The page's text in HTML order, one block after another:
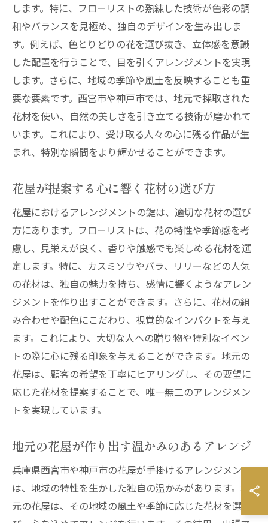
します。特に、フローリストの熟練した技術が色彩の調
和やバランスを見極め、独自のデザインを生み出しま
す。例えば、色とりどりの花を選び抜き、立体感を意識
した配置を行うことで、目を引くアレンジメントを実現
します。さらに、地域の季節や風土を反映することも重
要な要素です。西宮市や神戸市では、地元で採取された
花材を使い、自然の美しさを引き立てる技術が磨かれて
います。これにより、受け取る人々の心に残る作品が生
まれ、特別な瞬間をより輝かせることができます。
花屋が提案する心に響く花材の選び方
花屋におけるアレンジメントの鍵は、適切な花材の選び
方にあります。フローリストは、花の特性や季節感を考
慮し、見栄えが良く、香りや触感でも楽しめる花材を選
定します。特に、カスミソウやバラ、リリーなどの人気
の花材は、独自の魅力を持ち、感情に響くようなアレン
ジメントを作り出すことができます。さらに、花材の組
み合わせや配色にこだわり、視覚的なインパクトを与え
ます。これにより、大切な人への贈り物や特別なイベン
トの際に心に残る印象を与えることができます。地元の
花屋は、顧客の希望を丁寧にヒアリングし、その要望に
応じた花材を提案することで、唯一無二のアレンジメン
トを実現しています。
地元の花屋が作り出す温かみのあるアレンジ
兵庫県西宮市や神戸市の花屋が手掛けるアレンジメント
は、地域の特性を生かした独自の温かみがあります。地
元の花屋は、その地域の風土や季節に応じた花材を選